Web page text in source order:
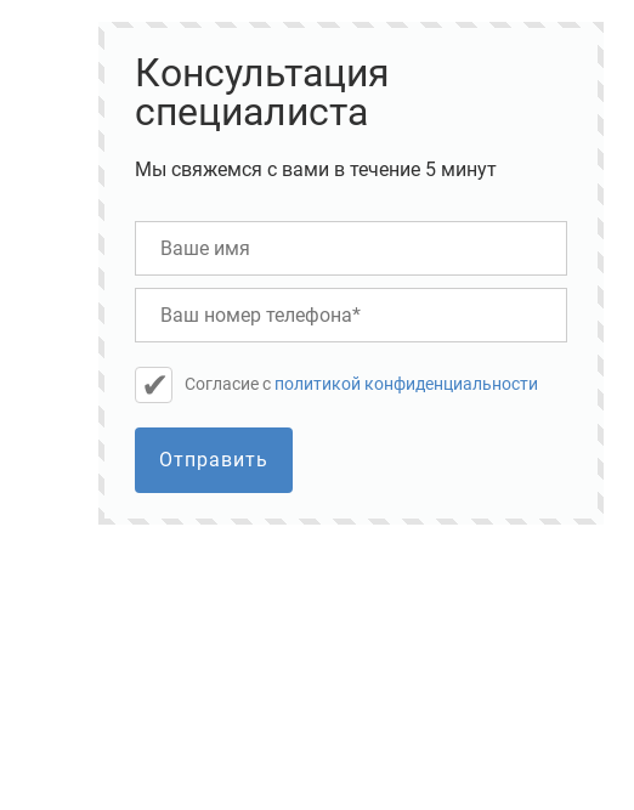
Консультация
специалиста
Мы свяжемся с вами в течение 5 минут
Cогласие с политикой конфиденциальности
Отправить